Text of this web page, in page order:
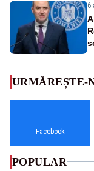
6
URMĂREȘTE-
Facebook
POPULAR